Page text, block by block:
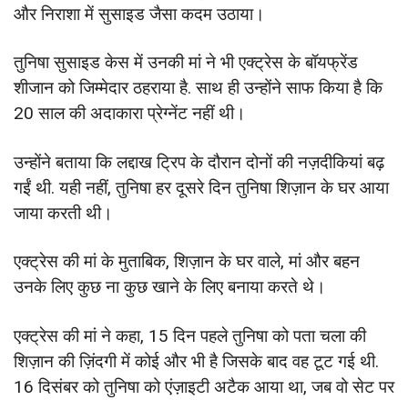
और निराशा में सुसाइड जैसा कदम उठाया।
तुनिषा सुसाइड केस में उनकी मां ने भी एक्ट्रेस के बॉयफ्रेंड
शीजान को जिम्मेदार ठहराया है. साथ ही उन्होंने साफ किया है कि
20 साल की अदाकारा प्रेग्नेंट नहीं थी।
उन्होंने बताया कि लद्दाख ट्रिप के दौरान दोनों की नज़दीकियां बढ़
गईं थी. यही नहीं, तुनिषा हर दूसरे दिन तुनिषा शिज़ान के घर आया
जाया करती थी।
एक्ट्रेस की मां के मुताबिक, शिज़ान के घर वाले, मां और बहन
उनके लिए कुछ ना कुछ खाने के लिए बनाया करते थे।
एक्ट्रेस की मां ने कहा, 15 दिन पहले तुनिषा को पता चला की
शिज़ान की ज़िंदगी में कोई और भी है जिसके बाद वह टूट गई थी.
16 दिसंबर को तुनिषा को एंज़ाइटी अटैक आया था, जब वो सेट पर